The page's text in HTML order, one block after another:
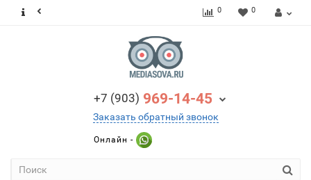
0 0
+7 (903) 969-14-45
Заказать обратный звонок
Онлайн -